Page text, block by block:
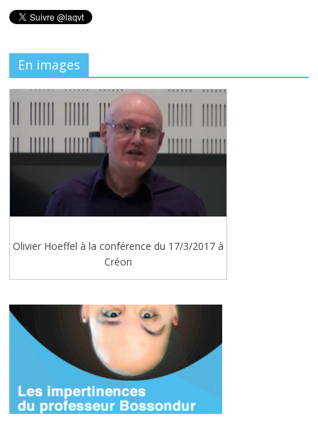
En images
Olivier Hoeffel à la conférence du 17/3/2017 à
Créon